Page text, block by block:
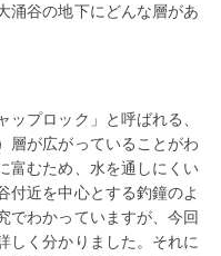
涌谷の地下にどんな層があ
プロック」と呼ばれる、
層が広がっていることがわ
富むため、水を通しにくい
付近を中心とする釣鐘のよ
でわかっていますが、今回
しく分かりました。それに